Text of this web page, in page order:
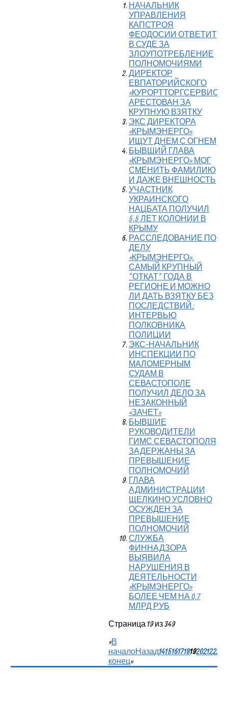
НАЧАЛЬНИК
УПРАВЛЕНИЯ
КАПСТРОЯ
ФЕОДОСИИ ОТВЕТИТ
В СУДЕ ЗА
ЗЛОУПОТРЕБЛЕНИЕ
ПОЛНОМОЧИЯМИ
ДИРЕКТОР
ЕВПАТОРИЙСКОГО
«КУРОРТТОРГСЕРВИС»
АРЕСТОВАН ЗА
КРУПНУЮ ВЗЯТКУ
ЭКС ДИРЕКТОРА
«КРЫМЭНЕРГО»
ИЩУТ ДНЕМ С ОГНЕМ
БЫВШИЙ ГЛАВА
«КРЫМЭНЕРГО» МОГ
СМЕНИТЬ ФАМИЛИЮ
И ДАЖЕ ВНЕШНОСТЬ
УЧАСТНИК
УКРАИНСКОГО
НАЦБАТА ПОЛУЧИЛ
5,5 ЛЕТ КОЛОНИИ В
КРЫМУ
РАССЛЕДОВАНИЕ ПО
ДЕЛУ
«КРЫМЭНЕРГО»,
САМЫЙ КРУПНЫЙ
"ОТКАТ" ГОДА В
РЕГИОНЕ И МОЖНО
ЛИ ДАТЬ ВЗЯТКУ БЕЗ
ПОСЛЕДСТВИЙ:
ИНТЕРВЬЮ
ПОЛКОВНИКА
ПОЛИЦИИ
ЭКС-НАЧАЛЬНИК
ИНСПЕКЦИИ ПО
МАЛОМЕРНЫМ
СУДАМ В
СЕВАСТОПОЛЕ
ПОЛУЧИЛ ДЕЛО ЗА
НЕЗАКОННЫЙ
«ЗАЧЕТ»
БЫВШИЕ
РУКОВОДИТЕЛИ
ГИМС СЕВАСТОПОЛЯ
ЗАДЕРЖАНЫ ЗА
ПРЕВЫШЕНИЕ
ПОЛНОМОЧИЙ
ГЛАВА
АДМИНИСТРАЦИИ
ЩЕЛКИНО УСЛОВНО
ОСУЖДЕН ЗА
ПРЕВЫШЕНИЕ
ПОЛНОМОЧИЙ
СЛУЖБА
ФИННАДЗОРА
ВЫЯВИЛА
НАРУШЕНИЯ В
ДЕЯТЕЛЬНОСТИ
«КРЫМЭНЕРГО»
БОЛЕЕ ЧЕМ НА 0,7
МЛРД РУБ
Страница 19 из 349
«В
началоНазад14151617181920212223
конец»